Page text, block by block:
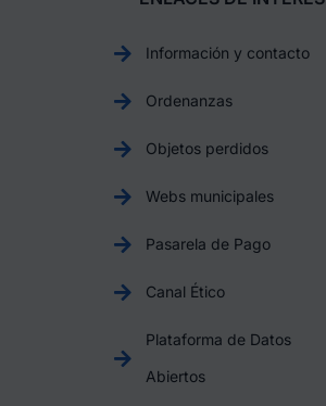
Información y contacto
Ordenanzas
Objetos perdidos
Webs municipales
Pasarela de Pago
Canal Ético
Plataforma de Datos
Abiertos